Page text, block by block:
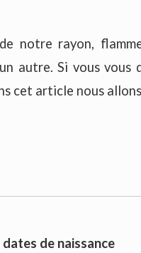
notre rayon,
autre. Si vous vous
cet article nous
de naissance